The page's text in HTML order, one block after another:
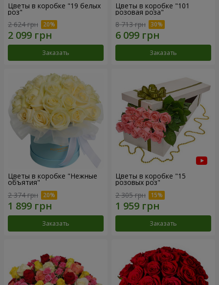
Цветы в коробке "19 белых
роз"
2 624 грн
Заказать
Цветы в коробке "101
розовая роза"
8 713 грн
Заказать
Цветы в коробке "Нежные
объятия"
2 374 грн
Заказать
Цветы в коробке "15
розовых роз"
2 305 грн
Заказать